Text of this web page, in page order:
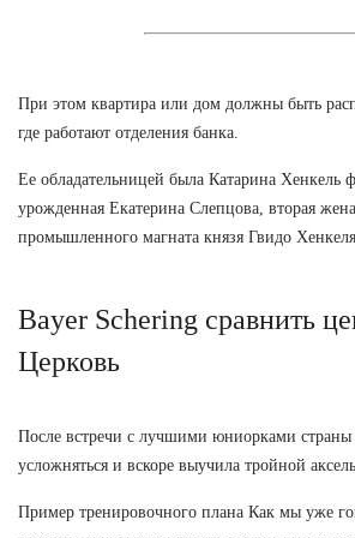
При этом квартира или дом должны быть
где работают отделения банка.
Ее обладательницей была Катарина Хенкель
урожденная Екатерина Слепцова, вторая
промышленного магната князя Гвидо
Bayer Schering сравнить
Церковь
После встречи с лучшими юниорками страны
усложняться и вскоре выучила тройной аксель.
Пример тренировочного плана Как мы уже